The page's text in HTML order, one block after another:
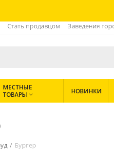
Стать продавцом Заведения
МЕСТНЫЕ
ТОВАРЫ  НОВИНКИ
/ Бургер